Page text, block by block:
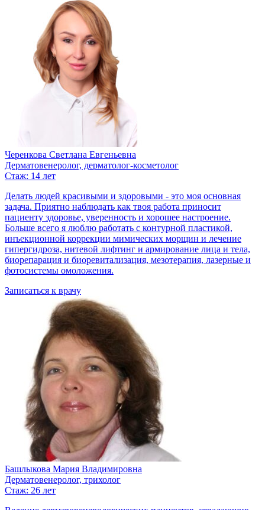
Черенкова Светлана Евгеньевна
Дерматовенеролог, дерматолог-косметолог
Стаж: 14 лет
Делать людей красивыми и здоровыми - это моя основная
задача. Приятно наблюдать как твоя работа приносит
пациенту здоровье, уверенность и хорошее настроение.
Больше всего я люблю работать с контурной пластикой,
инъекционной коррекции мимических морщин и лечение
гипергидроза, нитевой лифтинг и армирование лица и тела,
биорепарация и биоревитализация, мезотерапия, лазерные и
фотосистемы омоложения.
Записаться к врачу
Башлыкова Мария Владимировна
Дерматовенеролог, трихолог
Стаж: 26 лет